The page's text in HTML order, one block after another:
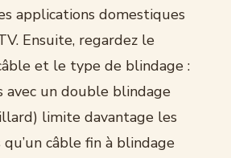
applications domestiques
Ensuite, regardez le
et le type de blindage :
avec un double blindage
limite davantage les
câble fin à blindage